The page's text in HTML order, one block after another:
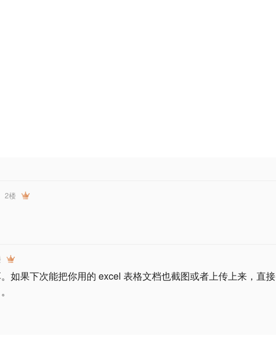
2楼
如果下次能把你用的 excel 表格文档也截图或者上传上来，直接